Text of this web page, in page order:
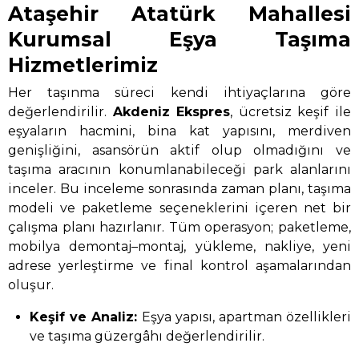
Ataşehir Atatürk Mahallesi
Kurumsal Eşya Taşıma
Hizmetlerimiz
Her taşınma süreci kendi ihtiyaçlarına göre
değerlendirilir. Akdeniz Ekspres, ücretsiz keşif ile
eşyaların hacmini, bina kat yapısını, merdiven
genişliğini, asansörün aktif olup olmadığını ve
taşıma aracının konumlanabileceği park alanlarını
inceler. Bu inceleme sonrasında zaman planı, taşıma
modeli ve paketleme seçeneklerini içeren net bir
çalışma planı hazırlanır. Tüm operasyon; paketleme,
mobilya demontaj–montaj, yükleme, nakliye, yeni
adrese yerleştirme ve final kontrol aşamalarından
oluşur.
Keşif ve Analiz: Eşya yapısı, apartman özellikleri
ve taşıma güzergâhı değerlendirilir.